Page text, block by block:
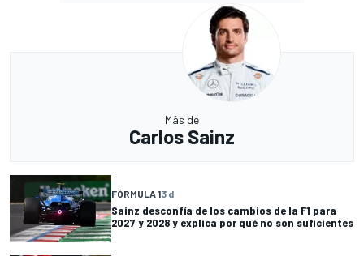
Más de
Carlos Sainz
FÓRMULA 13 d
Sainz desconfía de los cambios de la F1 para
2027 y 2028 y explica por qué no son suficientes